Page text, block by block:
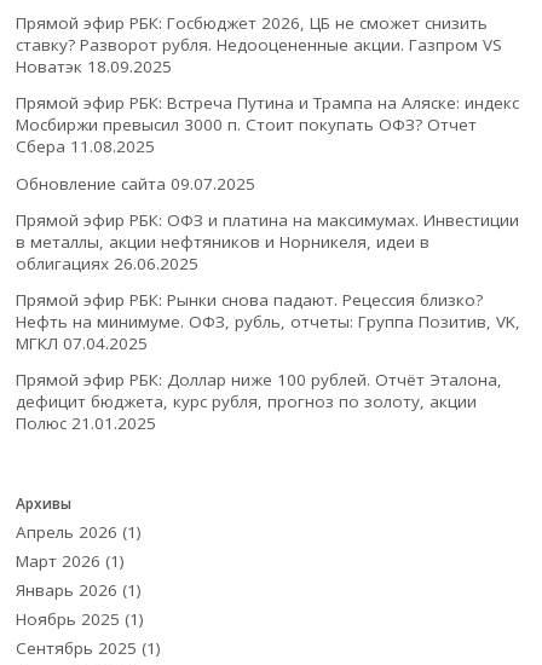
Прямой эфир РБК: Госбюджет 2026, ЦБ не сможет снизить
ставку? Разворот рубля. Недооцененные акции. Газпром VS
Новатэк 18.09.2025
Прямой эфир РБК: Встреча Путина и Трампа на Аляске: индекс
Мосбиржи превысил 3000 п. Стоит покупать ОФЗ? Отчет
Сбера 11.08.2025
Обновление сайта 09.07.2025
Прямой эфир РБК: ОФЗ и платина на максимумах. Инвестиции
в металлы, акции нефтяников и Норникеля, идеи в
облигациях 26.06.2025
Прямой эфир РБК: Рынки снова падают. Рецессия близко?
Нефть на минимуме. ОФЗ, рубль, отчеты: Группа Позитив, VK,
МГКЛ 07.04.2025
Прямой эфир РБК: Доллар ниже 100 рублей. Отчёт Эталона,
дефицит бюджета, курс рубля, прогноз по золоту, акции
Полюс 21.01.2025
Архивы
Апрель 2026 (1)
Март 2026 (1)
Январь 2026 (1)
Ноябрь 2025 (1)
Сентябрь 2025 (1)